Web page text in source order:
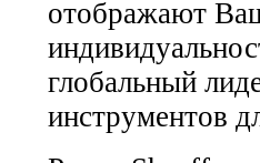
отображают
глобальный
инструментов